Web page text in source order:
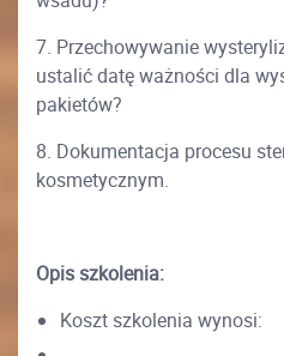
7. Przechowywanie
ustalić datę ważności dla
pakietów?
8. Dokumentacja procesu
kosmetycznym.
Opis szkolenia:
Koszt szkolenia wynosi: